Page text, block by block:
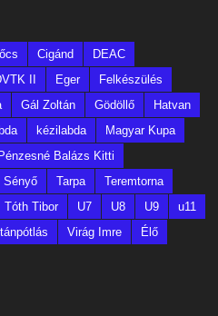
Cigánd
DEAC
II Eger
Felkészülés
Gál Zoltán Gödöllő
Hatvan
kézilabda
Magyar Kupa
Pénzesné Balázs Kitti
Sényő Tarpa
Teremtorna
Tóth Tibor U7 U8 U9
u11
Virág Imre
Élő